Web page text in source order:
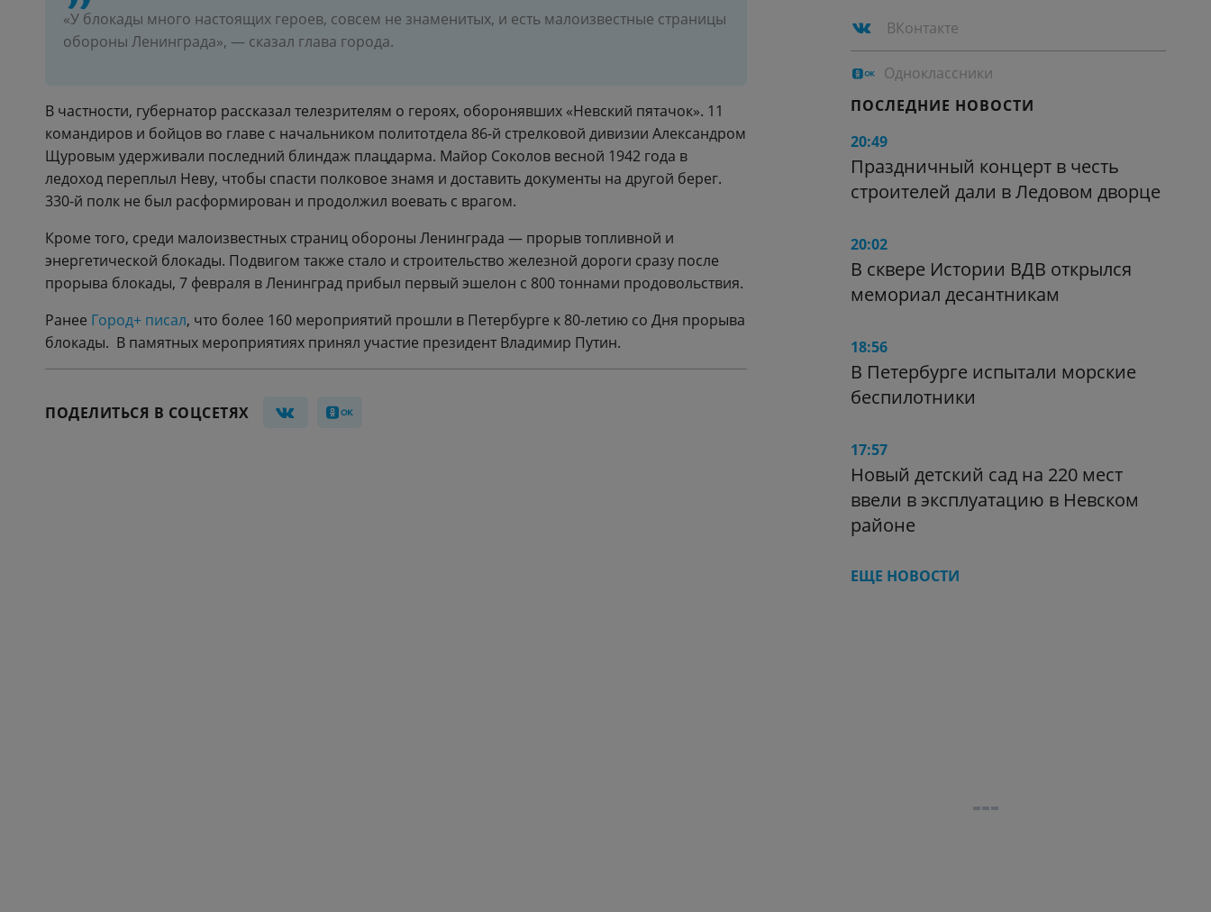
«У блокады много настоящих героев, совсем не знаменитых, и есть малоизвестные страницы
обороны Ленинграда», — сказал глава города.
В частности, губернатор рассказал телезрителям о героях, оборонявших «Невский пятачок». 11
командиров и бойцов во главе с начальником политотдела 86-й стрелковой дивизии Александром
Щуровым удерживали последний блиндаж плацдарма. Майор Соколов весной 1942 года в
ледоход переплыл Неву, чтобы спасти полковое знамя и доставить документы на другой берег.
330-й полк не был расформирован и продолжил воевать с врагом.
Кроме того, среди малоизвестных страниц обороны Ленинграда — прорыв топливной и
энергетической блокады. Подвигом также стало и строительство железной дороги сразу после
прорыва блокады, 7 февраля в Ленинград прибыл первый эшелон с 800 тоннами продовольствия.
Ранее Город+ писал, что более 160 мероприятий прошли в Петербурге к 80-летию со Дня прорыва
блокады. В памятных мероприятиях принял участие президент Владимир Путин.
ПОДЕЛИТЬСЯ В СОЦСЕТЯХ
ВКонтакте
Одноклассники
ПОСЛЕДНИЕ НОВОСТИ
20:49
Праздничный концерт в честь
строителей дали в Ледовом дворце
20:02
В сквере Истории ВДВ открылся
мемориал десантникам
18:56
В Петербурге испытали морские
беспилотники
17:57
Новый детский сад на 220 мест
ввели в эксплуатацию в Невском
районе
ЕЩЕ НОВОСТИ